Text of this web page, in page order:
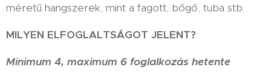
méretű hangszerek, mint a fagott, bőgő, tuba stb.
MILYEN ELFOGLALTSÁGOT JELENT?
Minimum 4, maximum 6 foglalkozás hetente